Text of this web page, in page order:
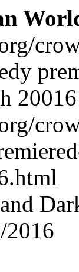
20016
2016